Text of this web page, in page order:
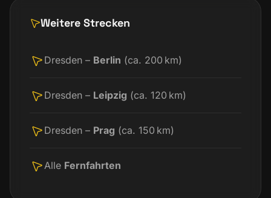
Weitere Strecken
Dresden – Berlin (ca. 200 km)
Dresden – Leipzig (ca. 120 km)
Dresden – Prag (ca. 150 km)
Alle Fernfahrten